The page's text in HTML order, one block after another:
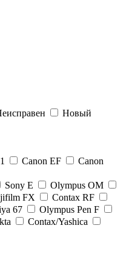
Новый
Canon EF
Canon
Sony E
Olympus OM
FX
Contax RF
67
Olympus Pen F
Contax/Yashica